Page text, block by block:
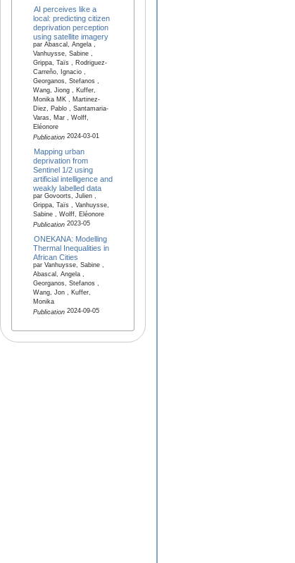
AI perceives like a
local: predicting citizen
deprivation perception
using satellite imagery
par Abascal, Angela ,
Vanhuysse, Sabine ,
Grippa, Taïs , Rodriguez-
Carreño, Ignacio ,
Georganos, Stefanos ,
Wang, Jiong , Kuffer,
Monika MK , Martinez-
Diez, Pablo , Santamaria-
Varas, Mar , Wolff,
Eléonore
Publication2024-03-01
Mapping urban
deprivation from
Sentinel 1/2 using
artificial intelligence and
weakly labelled data
par Govoorts, Julien ,
Grippa, Taïs , Vanhuysse,
Sabine , Wolff, Eléonore
Publication2023-05
ONEKANA: Modelling
Thermal Inequalities in
African Cities
par Vanhuysse, Sabine ,
Abascal, Angela ,
Georganos, Stefanos ,
Wang, Jon , Kuffer,
Monika
Publication2024-09-05